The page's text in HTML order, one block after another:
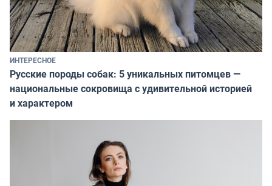
ИНТЕРЕСНОЕ
Русские породы собак: 5 уникальных питомцев —
национальные сокровища с удивительной историей
и характером